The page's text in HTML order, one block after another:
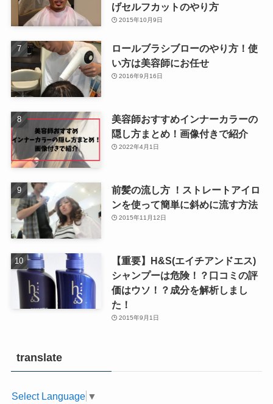
げセルフカットのやり方
2015年10月9日
ロールブラシブローのやり方！使
い方は美容師にお任せ
2016年9月16日
美容師おすすめインナーカラーの
隠し方まとめ！画像付きで紹介
2022年4月1日
前髪の流し方 ！ストレートアイロ
ンを使って簡単に斜めに流す方法
2015年11月12日
【重要】H&S(エイチアンドエス)
シャンプーは危険！？口コミの評
価はウソ！？成分を解析しまし
た！
2015年9月1日
translate
Select Language ▼